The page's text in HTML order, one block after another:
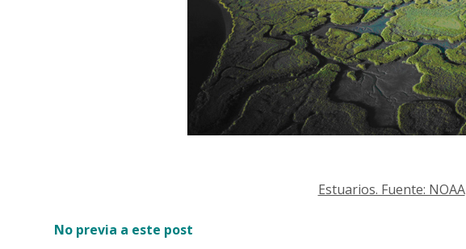
Estuarios. Fuente: NOAA
No previa a este post